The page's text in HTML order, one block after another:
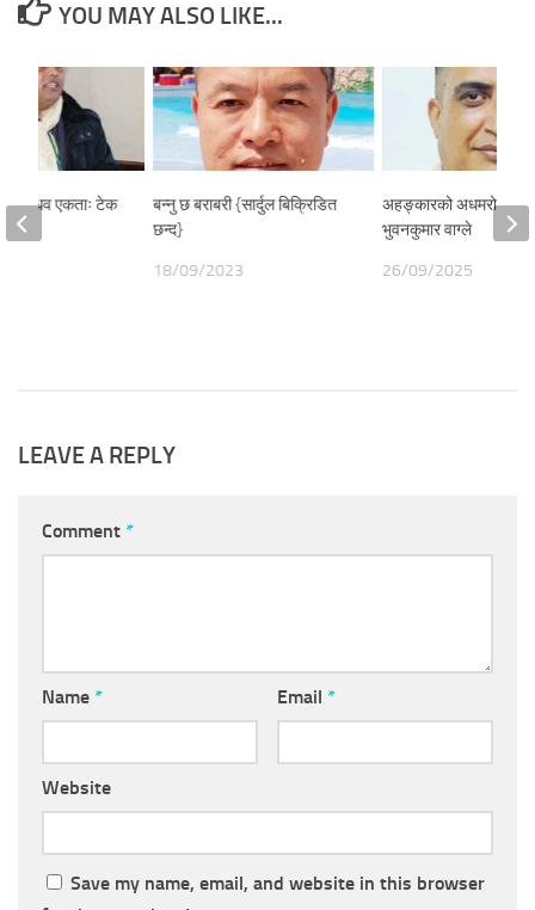
YOU MAY ALSO LIKE...
बन्नु छ बराबरी {सार्दुल बिक्रिडित
छन्द}
18/09/2023
अहङ्कारको अधमरो लाश
भुवनकुमार वाग्ले
26/09/2025
माधव एकताः टेक
LEAVE A REPLY
Comment *
Name * Email *
Website
Save my name, email, and website in this browser